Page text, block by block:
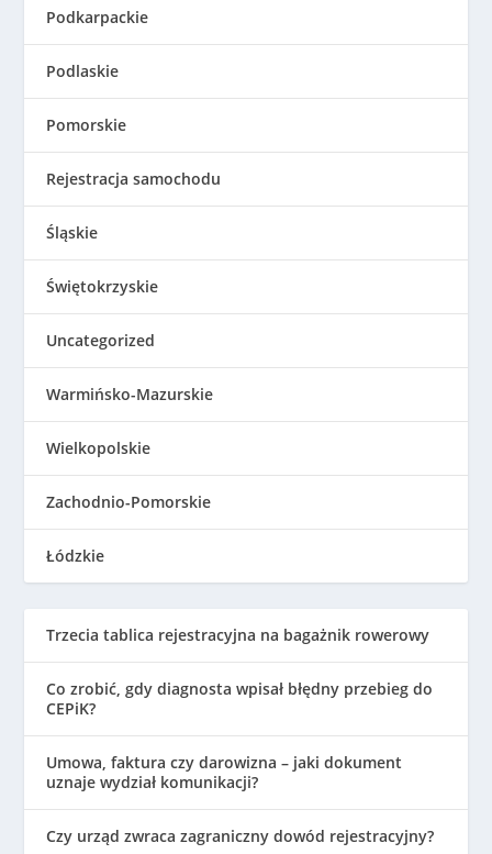
Podkarpackie
Podlaskie
Pomorskie
Rejestracja samochodu
Śląskie
Świętokrzyskie
Uncategorized
Warmińsko-Mazurskie
Wielkopolskie
Zachodnio-Pomorskie
Łódzkie
Trzecia tablica rejestracyjna na bagażnik rowerowy
Co zrobić, gdy diagnosta wpisał błędny przebieg do
CEPiK?
Umowa, faktura czy darowizna – jaki dokument
uznaje wydział komunikacji?
Czy urząd zwraca zagraniczny dowód rejestracyjny?